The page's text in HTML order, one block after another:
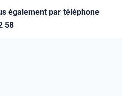
également par téléphone
58